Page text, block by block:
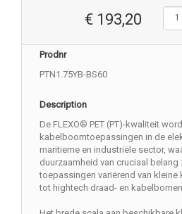
€ 193,20
Prodnr
PTN1.75YB-BS60
Description
De FLEXO® PET (PT)-kwaliteit
kabelboomtoepassingen in de
maritieme en industriële sector,
duurzaamheid van cruciaal belang
toepassingen variërend van
tot hightech draad- en kabelbomen.